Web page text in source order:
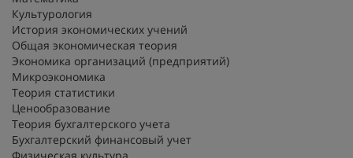
Культурология
История экономических учений
Общая экономическая теория
Экономика организаций (предприятий)
Микроэкономика
Теория статистики
Ценообразование
Теория бухгалтерского учета
Бухгалтерский финансовый учет